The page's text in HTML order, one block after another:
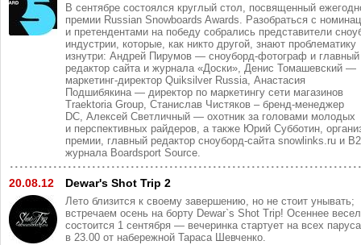
В сентябре состоялся круглый стол, посвященный
премии Russian Snowboards Awards. Разобраться с
и претендентами на победу собрались представители
индустрии, которые, как никто другой, знают проблематику
изнутри: Андрей Пирумов — сноуборд-фотограф и главный
редактор сайта и журнала «Доски», Денис Томашевский —
маркетинг-директор Quiksilver Russia, Анастасия
Подшибякина — директор по маркетингу сети магазинов
Traektoria Group, Станислав Чистяков – бренд-менеджер
DC, Алексей Светличный — охотник за головами молодых
и перспективных райдеров, а также Юрий Субботин,
премии, главный редактор сноуборд-сайта snowlinks.ru и
журнала Boardsport Source.
20.08.12 Dewar's Shot Trip 2
Лето близится к своему завершению, но не стоит унывать;
встречаем осень на борту Dewar`s Shot Trip! Осеннее
состоится 1 сентября — вечеринка стартует на всех
в 23.00 от набережной Тараса Шевченко.